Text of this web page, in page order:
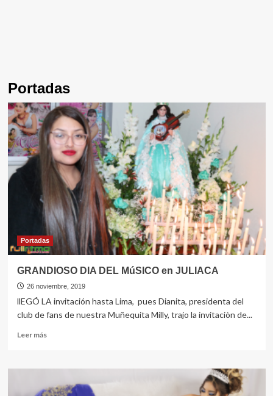
Portadas
Portadas
GRANDIOSO DIA DEL MúSICO en JULIACA
26 noviembre, 2019
llEGÓ LA invitación hasta Lima, pues Dianita, presidenta del
club de fans de nuestra Muñequita Milly, trajo la invitaciòn de...
Leer másLeer
GRANDIOSO
DEL